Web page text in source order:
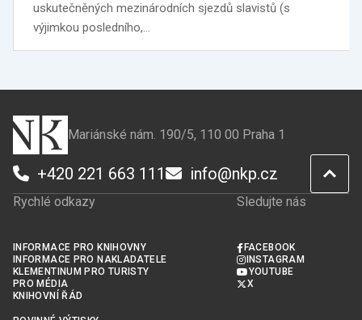
uskutečněných mezinárodních sjezdů slavistů (s
výjimkou posledního,…
Mariánské nám. 190/5, 110 00 Praha 1
+420 221 663 111 info@nkp.cz
Rychlé odkazy
INFORMACE PRO KNIHOVNY
INFORMACE PRO NAKLADATELE
KLEMENTINUM PRO TURISTY
PRO MÉDIA
KNIHOVNÍ ŘÁD
Sledujte nás
FACEBOOK
INSTAGRAM
YOUTUBE
X